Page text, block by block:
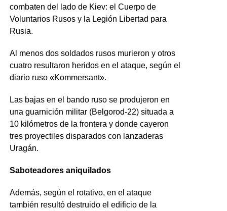
combaten del lado de Kiev: el Cuerpo de
Voluntarios Rusos y la Legión Libertad para
Rusia.
Al menos dos soldados rusos murieron y otros
cuatro resultaron heridos en el ataque, según el
diario ruso «Kommersant».
Las bajas en el bando ruso se produjeron en
una guarnición militar (Belgorod-22) situada a
10 kilómetros de la frontera y donde cayeron
tres proyectiles disparados con lanzaderas
Uragán.
Saboteadores aniquilados
Además, según el rotativo, en el ataque
también resultó destruido el edificio de la